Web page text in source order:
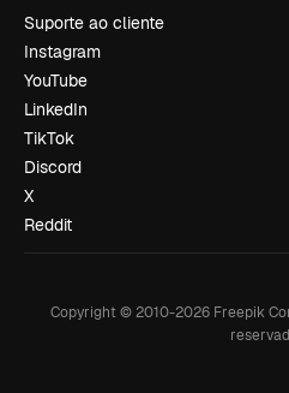
Suporte ao cliente
Instagram
YouTube
LinkedIn
TikTok
Discord
X
Reddit
Copyright © 2010-2026Freepik